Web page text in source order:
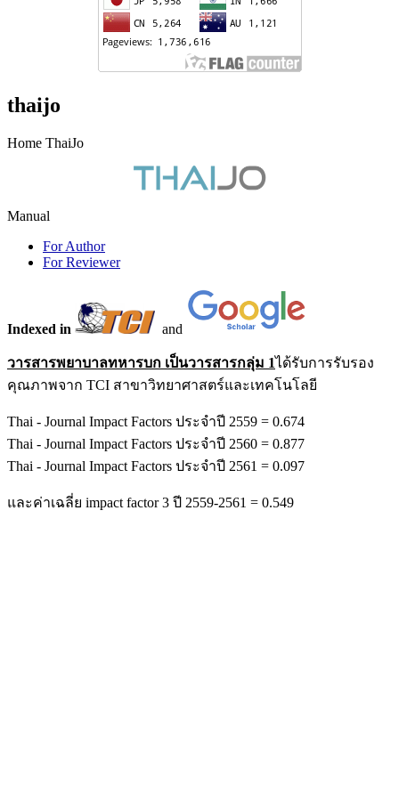
thaijo
Home ThaiJo
Manual
For Author
For Reviewer
Indexed in and
วารสารพยาบาลทหารบก เป็นวารสารกลุ่ม 1ได้รับการรับรอง
คุณภาพจาก TCI สาขาวิทยาศาสตร์และเทคโนโลยี
Thai - Journal Impact Factors ประจำปี 2559 = 0.674
Thai - Journal Impact Factors ประจำปี 2560 = 0.877
Thai - Journal Impact Factors ประจำปี 2561 = 0.097
และค่าเฉลี่ย impact factor 3 ปี 2559-2561 = 0.549